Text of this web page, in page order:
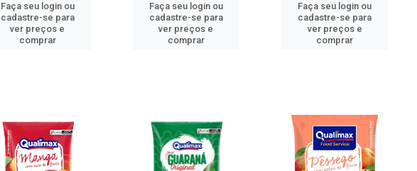
Faça seu login ou
cadastre-se para
ver preços e
comprar
Faça seu login ou
cadastre-se para
ver preços e
comprar
Faça seu login ou
cadastre-se para
ver preços e
comprar